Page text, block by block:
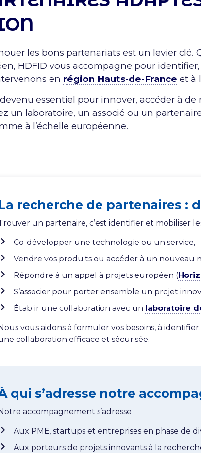
les bons partenariats est un levier clé.
HDFID vous accompagne pour
en région Hauts-de-France et à
essentiel pour innover, accéder à
un laboratoire, un associé ou un
à l’échelle européenne.
recherche de partenaires :
un partenaire, c’est identifier et mobiliser
Co-développer une technologie ou un service,
Vendre vos produits ou accéder à un nouveau
Répondre à un appel à projets européen (
S’associer pour porter ensemble un projet
Établir une collaboration avec un laboratoire
vous aidons à formuler vos besoins, à
collaboration efficace et sécurisée.
qui s’adresse notre
accompagnement s’adresse :
Aux PME, startups et entreprises en phase de
Aux porteurs de projets innovants à la